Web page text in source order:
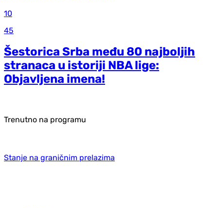
10
45
Šestorica Srba među 80 najboljih
stranaca u istoriji NBA lige:
Objavljena imena!
Trenutno na programu
Stanje na graničnim prelazima